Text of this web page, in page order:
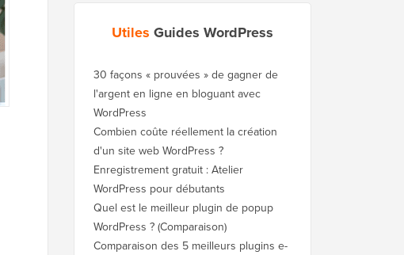
Utiles Guides WordPress
30 façons « prouvées » de gagner de
l'argent en ligne en bloguant avec
WordPress
Combien coûte réellement la création
d'un site web WordPress ?
Enregistrement gratuit : Atelier
WordPress pour débutants
Quel est le meilleur plugin de popup
WordPress ? (Comparaison)
Comparaison des 5 meilleurs plugins e-